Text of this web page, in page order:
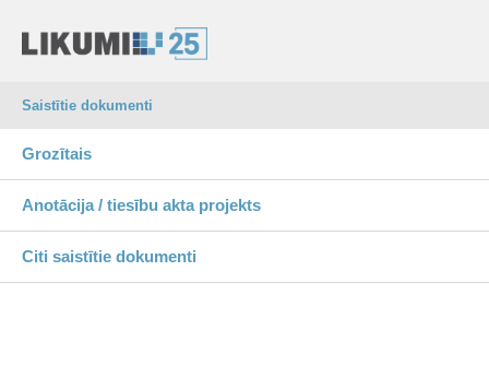
Saistītie dokumenti
Grozītais
Anotācija / tiesību akta projekts
Citi saistītie dokumenti